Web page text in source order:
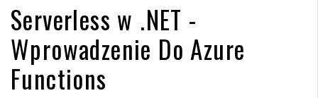
Serverless w .NET -
Wprowadzenie Do Azure
Functions